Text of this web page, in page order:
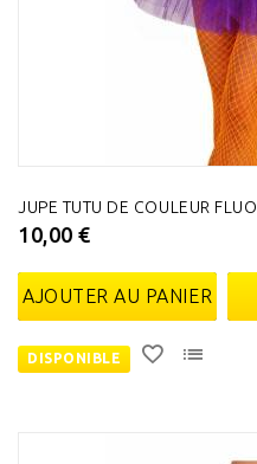
JUPE TUTU DE COULEUR FLUO
10,00 €
AJOUTER AU PANIER
DISPONIBLE